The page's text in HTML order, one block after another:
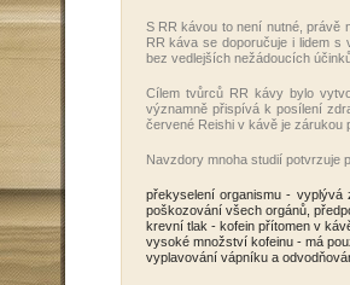
S RR kávou to není nutné, právě
RR káva se doporučuje i lidem
bez vedlejších nežádoucích
Cílem tvůrců RR kávy bylo
významně přispívá k posílení
červené Reishi v kávě je zárukou
Navzdory mnoha studií potvrzuje
překyselení organismu - vyplývá
poškozování všech orgánů,
krevní tlak - kofein přítomen v
vysoké množství kofeinu - má
vyplavování vápníku a